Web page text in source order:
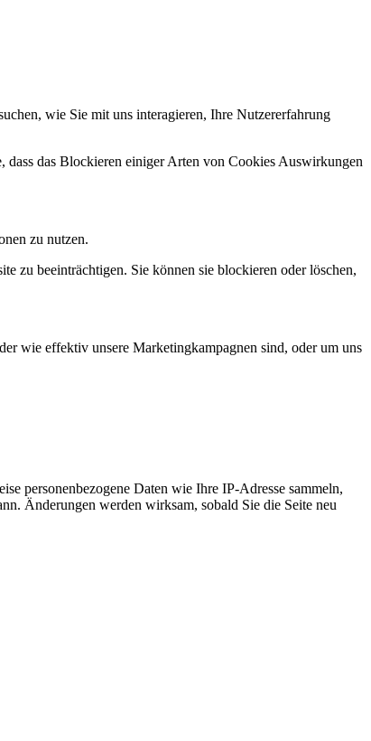
wie Sie mit uns interagieren, Ihre Nutzererfahrung
dass das Blockieren einiger Arten von Cookies Auswirkungen
zu nutzen.
zu beeinträchtigen. Sie können sie blockieren oder löschen,
wie effektiv unsere Marketingkampagnen sind, oder um uns
personenbezogene Daten wie Ihre IP-Adresse sammeln,
Änderungen werden wirksam, sobald Sie die Seite neu